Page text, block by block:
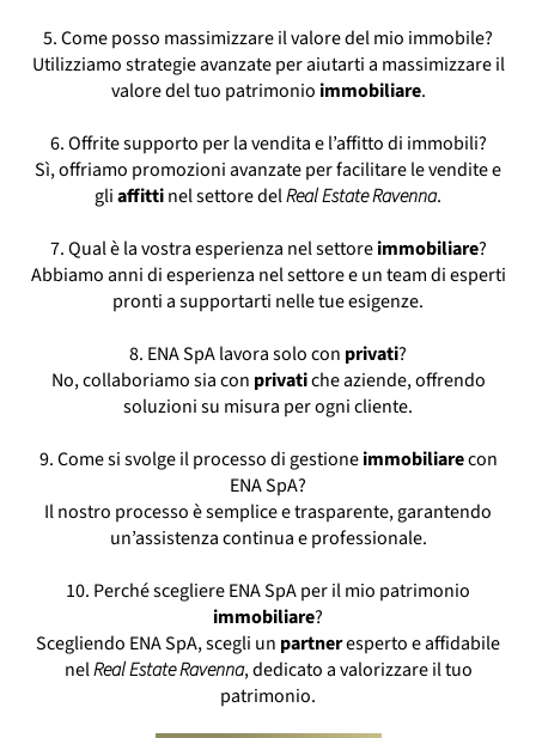
5. Come posso massimizzare il valore del mio immobile?
Utilizziamo strategie avanzate per aiutarti a massimizzare il
valore del tuo patrimonio immobiliare.
6. Offrite supporto per la vendita e l’affitto di immobili?
Sì, offriamo promozioni avanzate per facilitare le vendite e
gliaffittinel settore delReal Estate Ravenna.
7. Qual è la vostra esperienza nel settoreimmobiliare?
Abbiamo anni di esperienza nel settore e un team di esperti
pronti a supportarti nelle tue esigenze.
8. ENA SpA lavora solo con privati?
No, collaboriamo sia con privatiche aziende, offrendo
soluzioni su misura per ogni cliente.
9. Come si svolge il processo di gestioneimmobiliarecon
ENA SpA?
Il nostro processo è semplice e trasparente, garantendo
un’assistenza continua e professionale.
10. Perché scegliere ENA SpA per il mio patrimonio
immobiliare?
Scegliendo ENA SpA, scegli un partneresperto e affidabile
nelReal Estate Ravenna, dedicato a valorizzare il tuo
patrimonio.